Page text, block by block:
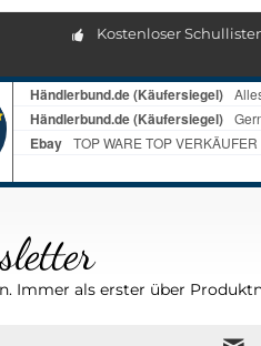
Kostenloser
Immer als erster über